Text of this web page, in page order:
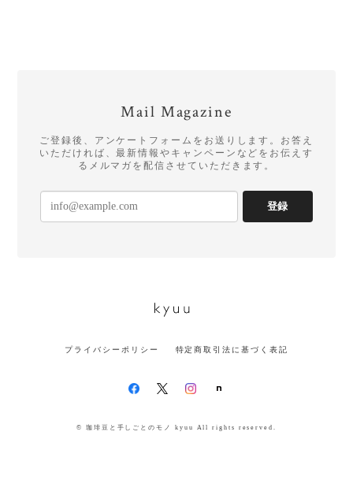
Mail Magazine
ご登録後、アンケートフォームをお送りします。お答え
いただければ、最新情報やキャンペーンなどをお伝えす
るメルマガを配信させていただきます。
登録
プライバシーポリシー 特定商取引法に基づく表記
© 珈琲豆と手しごとのモノ kyuu All rights reserved.